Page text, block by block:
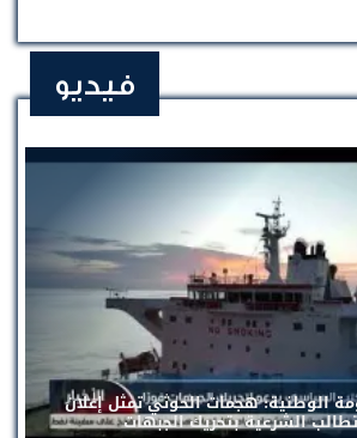
فيديو
الوطنية: هجمات الحوثي تمثل إعلان
الشرعية بتحريك الجبهات